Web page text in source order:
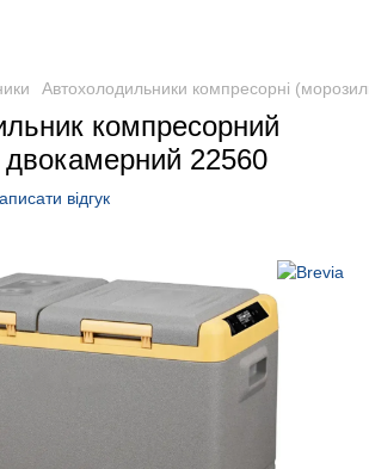
Автохолодильники компресорні
компресорний
22560
відгук